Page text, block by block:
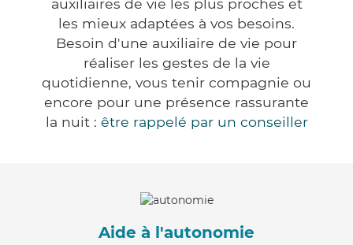
auxiliaires de vie les plus proches et
les mieux adaptées à vos besoins.
Besoin d'une auxiliaire de vie pour
réaliser les gestes de la vie
quotidienne, vous tenir compagnie ou
encore pour une présence rassurante
la nuit : être rappelé par un conseiller
Aide à l'autonomie